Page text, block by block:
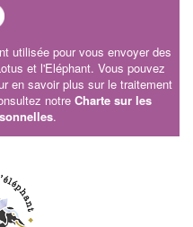
utilisée pour vous envoyer des
et l'Eléphant. Vous pouvez
en savoir plus sur le traitement
notre Charte sur les
.